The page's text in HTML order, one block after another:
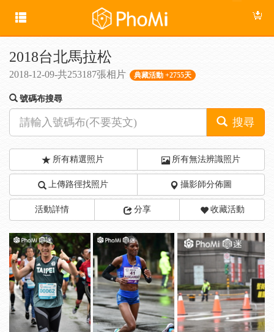
2018台北馬拉松
2018-12-09-共253187張相片 典藏活動 +2755天
號碼布搜尋
搜尋
所有精選照片 所有無法辨識照片
上傳路徑找照片 攝影師分佈圖
活動詳情 分享 收藏活動